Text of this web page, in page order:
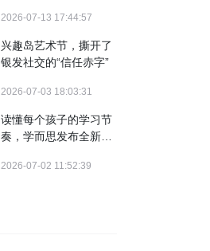
2026-07-13 17:44:57
兴趣岛艺术节，撕开了
银发社交的“信任赤字”
2026-07-03 18:03:31
读懂每个孩子的学习节
奏，学而思发布全新培
T6系列
2026-07-02 11:52:39